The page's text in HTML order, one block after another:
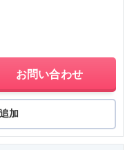
お問い合わせ
加